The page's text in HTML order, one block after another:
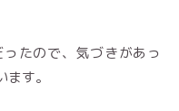
たので、気づきがあっ
す。